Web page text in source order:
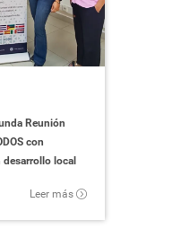
Reunión
con
desarrollo local
Leer más